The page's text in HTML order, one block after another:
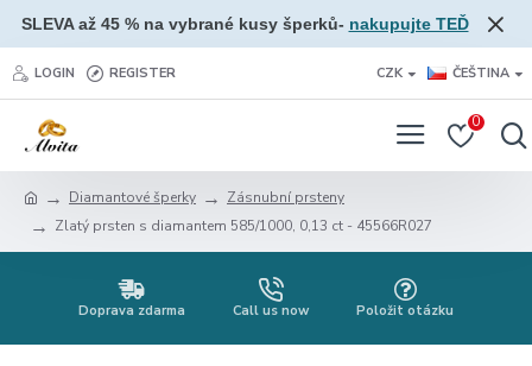
SLEVA až 45 % na vybrané kusy šperků- nakupujte TEĎ
LOGIN REGISTER CZK ČEŠTINA
0
Diamantové šperky
Zásnubní prsteny
Zlatý prsten s diamantem 585/1000, 0,13 ct - 45566R027
Doprava zdarma Call us now Položit otázku